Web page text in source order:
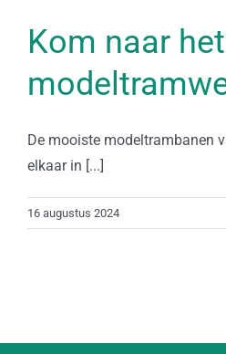
Kom naar het
De mooiste modeltrambanen
elkaar in [...]
16 augustus 2024